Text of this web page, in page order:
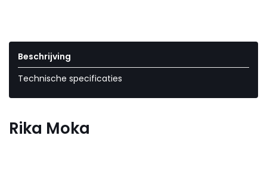
Beschrijving
Technische specificaties
Rika Moka